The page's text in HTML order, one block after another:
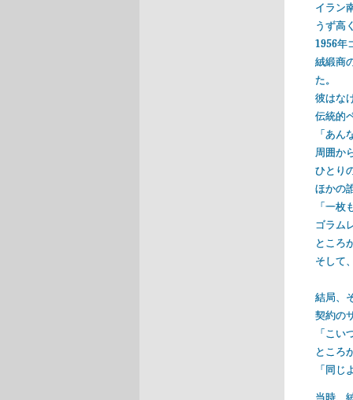
イラン
うず高
1956年
絨緞商
た。
彼はな
伝統的
「あ
周囲か
ひとり
ほかの
「一
ゴラム
ところ
そして
結局、
契約の
「こ
ところ
「同
当時、